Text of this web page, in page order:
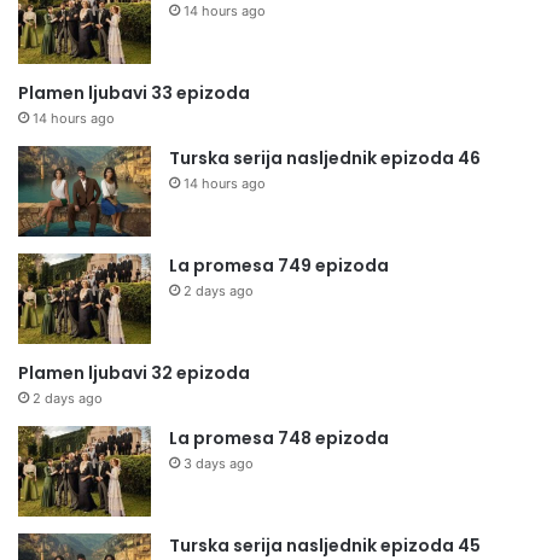
14 hours ago
Plamen ljubavi 33 epizoda
14 hours ago
Turska serija nasljednik epizoda 46
14 hours ago
La promesa 749 epizoda
2 days ago
Plamen ljubavi 32 epizoda
2 days ago
La promesa 748 epizoda
3 days ago
Turska serija nasljednik epizoda 45